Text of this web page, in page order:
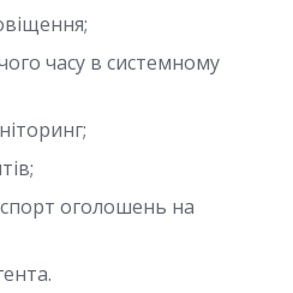
часу в системному
оголошень на